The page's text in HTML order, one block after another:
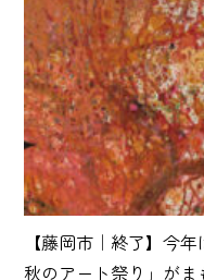
【藤岡市｜終了】今
秋のアート祭り」がま